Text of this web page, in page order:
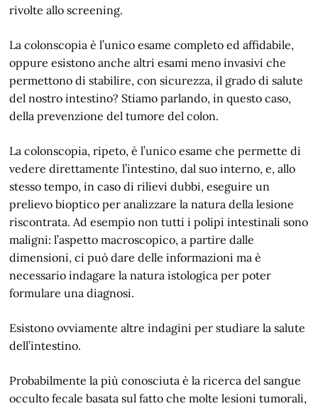
rivolte allo screening.
La colonscopia è l’unico esame completo ed affidabile,
oppure esistono anche altri esami meno invasivi che
permettono di stabilire, con sicurezza, il grado di salute
del nostro intestino? Stiamo parlando, in questo caso,
della prevenzione del tumore del colon.
La colonscopia, ripeto, è l’unico esame che permette di
vedere direttamente l’intestino, dal suo interno, e, allo
stesso tempo, in caso di rilievi dubbi, eseguire un
prelievo bioptico per analizzare la natura della lesione
riscontrata. Ad esempio non tutti i polipi intestinali sono
maligni: l’aspetto macroscopico, a partire dalle
dimensioni, ci può dare delle informazioni ma è
necessario indagare la natura istologica per poter
formulare una diagnosi.
Esistono ovviamente altre indagini per studiare la salute
dell’intestino.
Probabilmente la più conosciuta è la ricerca del sangue
occulto fecale basata sul fatto che molte lesioni tumorali,